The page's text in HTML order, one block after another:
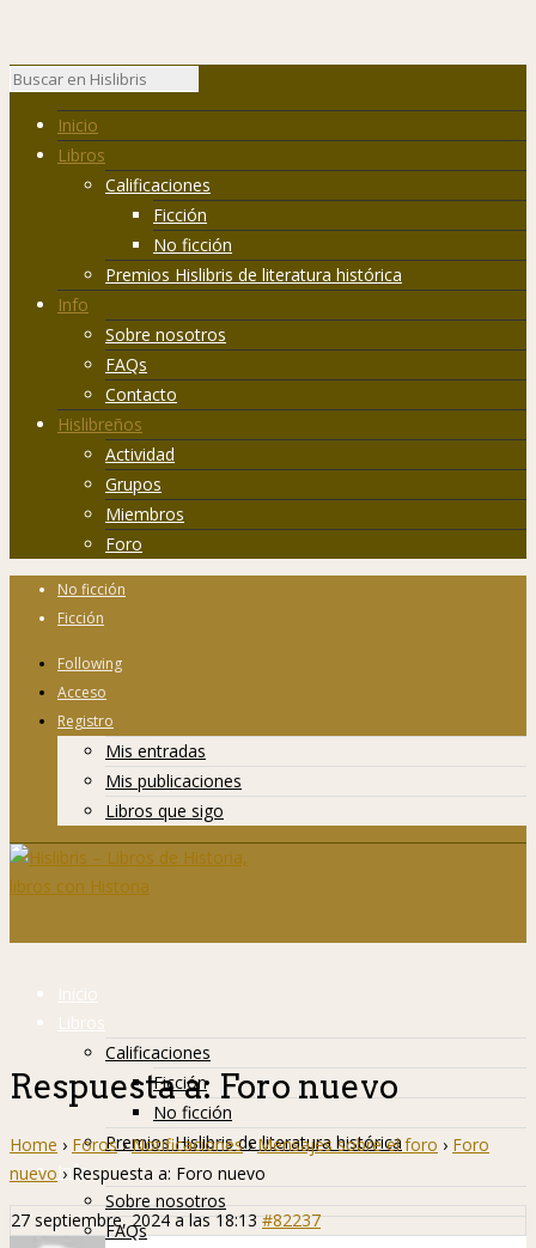
Inicio
Libros
Calificaciones
Ficción
No ficción
Premios Hislibris de literatura histórica
Info
Sobre nosotros
FAQs
Contacto
Hislibreños
Actividad
Grupos
Miembros
Foro
No ficción
Ficción
Following
Acceso
Registro
Mis entradas
Mis publicaciones
Libros que sigo
Inicio
Libros
Calificaciones
Ficción
No ficción
Premios Hislibris de literatura histórica
Info
Sobre nosotros
FAQs
Respuesta a: Foro nuevo
Home › Foros › Notificaciones › Mensajes sobre el foro › Foro
nuevo › Respuesta a: Foro nuevo
27 septiembre, 2024 a las 18:13 #82237